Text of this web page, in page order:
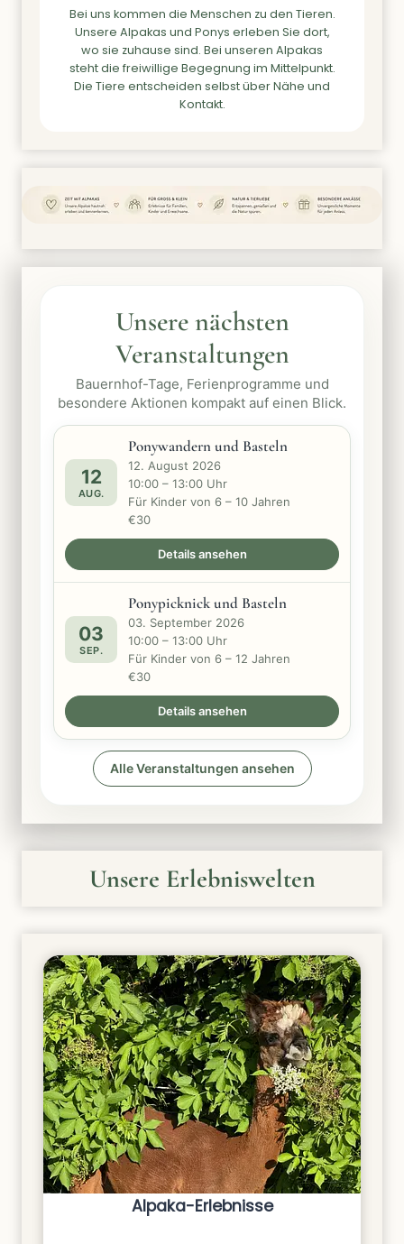
Bei uns kommen die Menschen zu den Tieren.
Unsere Alpakas und Ponys erleben Sie dort,
wo sie zuhause sind. Bei unseren Alpakas
steht die freiwillige Begegnung im Mittelpunkt.
Die Tiere entscheiden selbst über Nähe und
Kontakt.
Unsere nächsten
Veranstaltungen
Bauernhof-Tage, Ferienprogramme und
besondere Aktionen kompakt auf einen Blick.
12
AUG.
Ponywandern und Basteln
12. August 2026
10:00 – 13:00 Uhr
Für Kinder von 6 – 10 Jahren
€30
Details ansehen
03
SEP.
Ponypicknick und Basteln
03. September 2026
10:00 – 13:00 Uhr
Für Kinder von 6 – 12 Jahren
€30
Details ansehen
Alle Veranstaltungen ansehen
Unsere Erlebniswelten
Alpaka-Erlebnisse